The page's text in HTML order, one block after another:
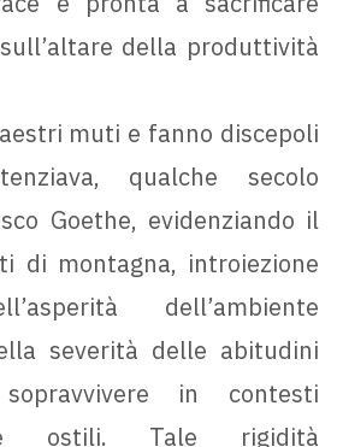
della produttività
muti e fanno discepoli
qualche secolo
Goethe, evidenziando il
di montagna, introiezione
dell’ambiente
severità delle abitudini
in contesti
ostili. Tale rigidità